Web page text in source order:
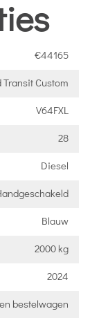
€44165
Transit Custom
V64FXL
28
Diesel
Blauw
2000 kg
2024
bestelwagen